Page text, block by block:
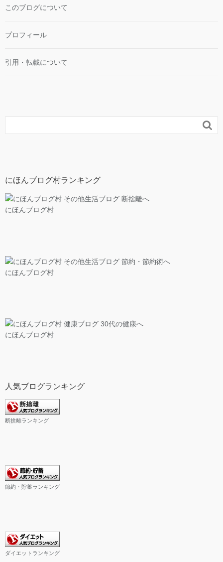
このブログについて
プロフィール
引用・転載について

にほんブログ村ランキング
にほんブログ村
にほんブログ村
にほんブログ村
人気ブログランキング
断捨離ランキング
節約・貯蓄ランキング
ダイエットランキング